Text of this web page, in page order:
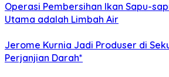
Operasi Pembersihan Ikan Sapu-
Utama adalah Limbah Air
Jerome Kurnia Jadi Produser di
Perjanjian Darah*